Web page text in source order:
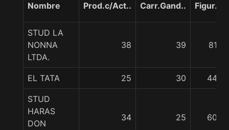
Nombre Prod.c/Act.. Carr.Gand.. Figur.
STUD LA
NONNA
LTDA.
38 39 81
EL TATA 25 30 44
STUD
HARAS
DON
34 25 60